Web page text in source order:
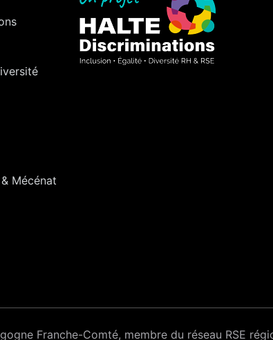
Mécénat
Franche-Comté, membre du réseau RSE